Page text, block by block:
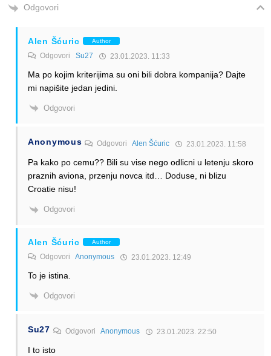
Odgovori
Alen Šćuric Author
Odgovori Su27 23.01.2023. 11:33
Ma po kojim kriterijima su oni bili dobra kompanija? Dajte
mi napišite jedan jedini.
Odgovori
Anonymous OdgovoriAlen Šćuric 23.01.2023. 11:58
Pa kako po cemu?? Bili su vise nego odlicni u letenju skoro
praznih aviona, przenju novca itd… Doduse, ni blizu
Croatie nisu!
Odgovori
Alen Šćuric Author
Odgovori Anonymous 23.01.2023. 12:49
To je istina.
Odgovori
Su27 Odgovori Anonymous 23.01.2023. 22:50
I to isto